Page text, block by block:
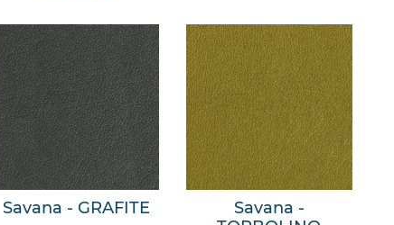
Savana - GRAFITE
Savana -